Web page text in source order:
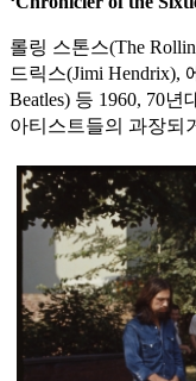
롤링 스톤스(The
드릭스(Jimi Hendrix),
Beatles) 등 1960, 70
아티스트들의 과장되